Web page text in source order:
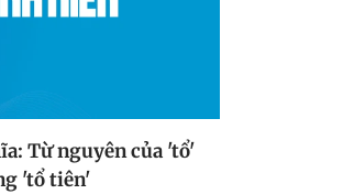
Từ nguyên của 'tổ'
'tổ tiên'